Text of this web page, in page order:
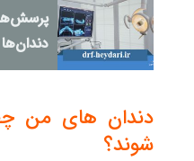
دندان های من
شوند؟